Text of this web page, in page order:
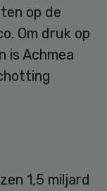
op de
Om druk op
is Achmea
1,5 miljard